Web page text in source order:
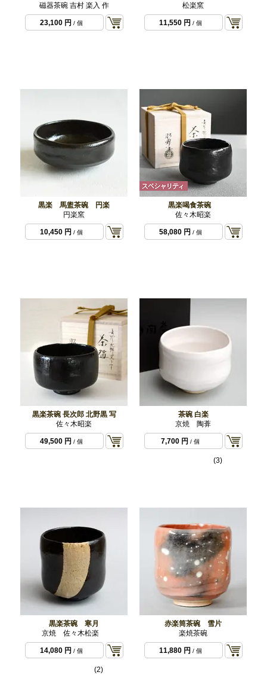
磁器茶碗 吉村 楽入 作
23,100 円 / 個
松楽窯
11,550 円 / 個
黒楽 馬盥茶碗 円楽
円楽窯
10,450 円 / 個
黒楽喝食茶碗
佐々木昭楽
58,080 円 / 個
黒楽茶碗 長次郎 北野黒 写
佐々木昭楽
49,500 円 / 個
茶碗 白楽
京焼 陶葊
7,700 円 / 個
(3)
黒楽茶碗 寒月
京焼 佐々木松楽
14,080 円 / 個
(2)
赤楽筒茶碗 雪片
楽焼茶碗
11,880 円 / 個